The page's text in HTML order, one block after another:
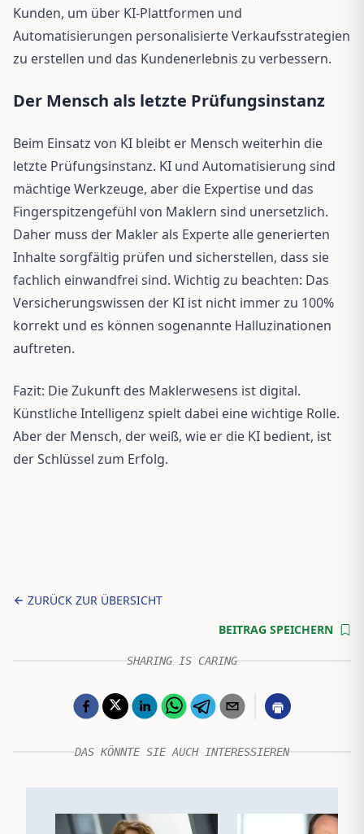
Kunden, um über KI-Plattformen und
Automatisierungen personalisierte Verkaufsstrategien
zu erstellen und das Kunden­erlebnis zu verbessern.
Der Mensch als letzte Prüfungsinstanz
Beim Einsatz von KI bleibt er Mensch weiterhin die
letzte Prüfungsinstanz. KI und Automatisierung sind
mächtige Werkzeuge, aber die Expertise und das
Fingerspitzengefühl von Maklern sind unersetzlich.
Daher muss der Makler als Experte alle generierten
Inhalte sorgfältig prüfen und sicherstellen, dass sie
fachlich einwandfrei sind. Wichtig zu beachten: Das
Versicherungswissen der KI ist nicht immer zu 100%
korrekt und es können sogenannte Halluzinationen
auftreten.
Fazit: Die Zukunft des Maklerwesens ist digital.
Künstliche Intelligenz spielt dabei eine wichtige Rolle.
Aber der Mensch, der weiß, wie er die KI bedient, ist
der Schlüssel zum Erfolg.
ZURÜCK ZUR ÜBERSICHT
BEITRAG SPEICHERN
SHARING IS CARING
DAS KÖNNTE SIE AUCH INTERESSIEREN